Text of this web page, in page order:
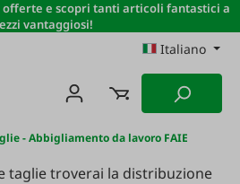
offerte e scopri tanti articoli fantastici a
vantaggiosi!
Italiano
- Abbigliamento da lavoro FAIE
taglie troverai la distribuzione